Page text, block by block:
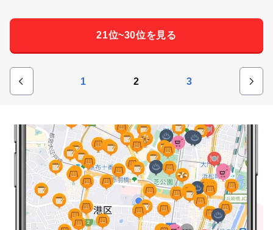
21位~30位を見る
1 2 3